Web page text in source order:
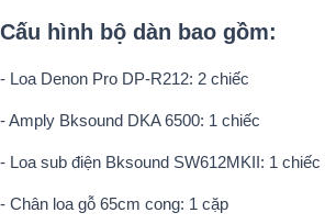
Cấu hình bộ dàn bao gồm:
- Loa Denon Pro DP-R212: 2 chiếc
- Amply Bksound DKA 6500: 1 chiếc
- Loa sub điện Bksound SW612MKII: 1 chiếc
- Chân loa gỗ 65cm cong: 1 cặp